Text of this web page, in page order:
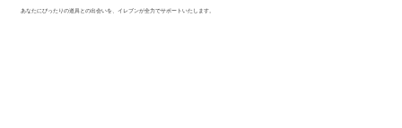
あなたにぴったりの道具との出会いを、イレブンが全力でサポートいたします。